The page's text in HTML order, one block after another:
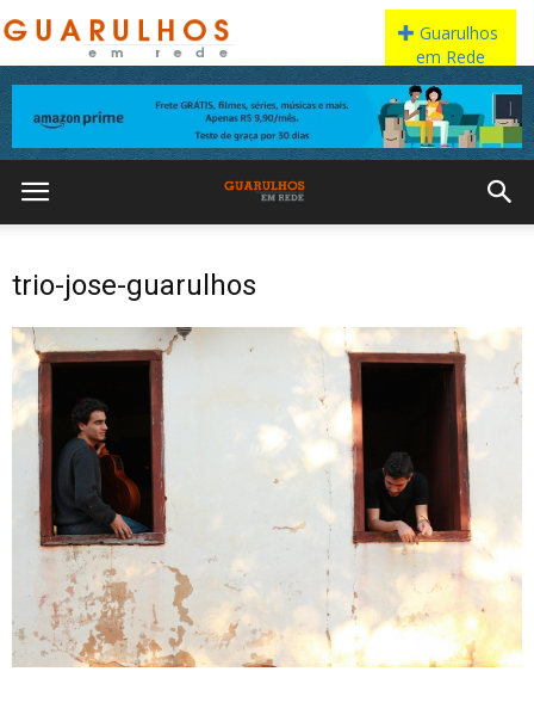
trio-jose-guarulhos